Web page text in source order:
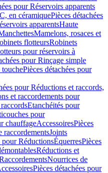
pour Réservoirs apparents
en céramiquePièces détachées
apparentsHaute
Mamelons, rosaces et
flotteursRobinets
pour réservoirs à
pour Rinçage simple
Pièces détachées pour
pour Réductions et raccords,
et raccordements pour
Etanchéités pour
pour
chauffageAccessoiresPièces
raccordementsJoints
pour RéductionsÉquerresPièces
Réductions et
Nourrices de
Pièces détachées pour